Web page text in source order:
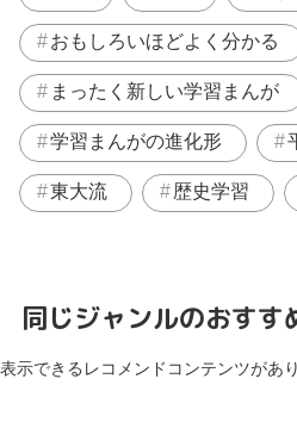
おもしろいほどよく分かる
まったく新しい学習まんが
学習まんがの進化形
東大流 歴史学習
同じジャンルのおすす
表示できるレコメンドコンテンツがあ